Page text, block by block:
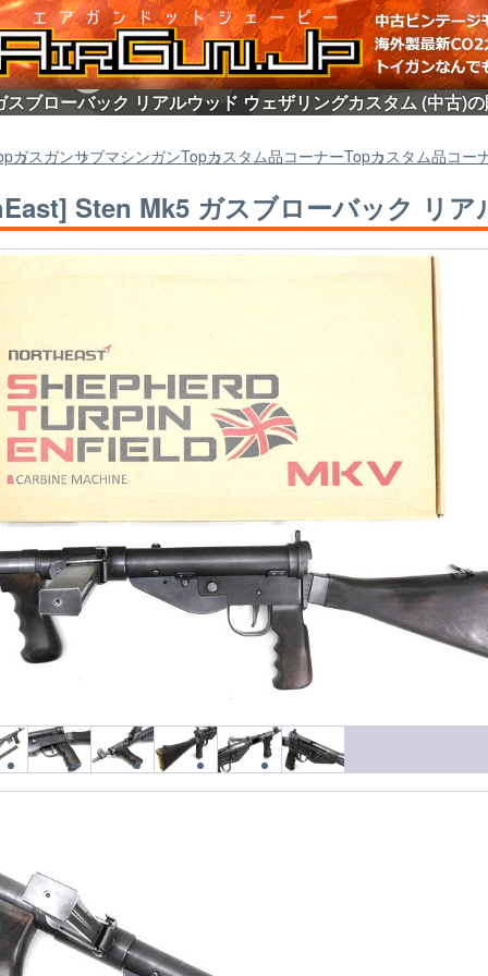
ブローバック リアルウッド ウェザリングカスタム (中古)
ガスガンサブマシンガンTopカスタム品コーナーTopカスタム品コー
Sten Mk5 ガスブローバック リ